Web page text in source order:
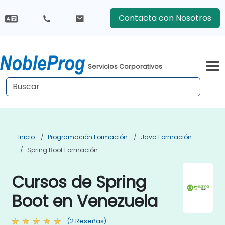
Contacta con Nosotros
Servicios Corporativos
Inicio Programación Formación
Java Formación
Spring Boot Formación
Cursos de Spring
Boot en Venezuela
(2 Reseñas)